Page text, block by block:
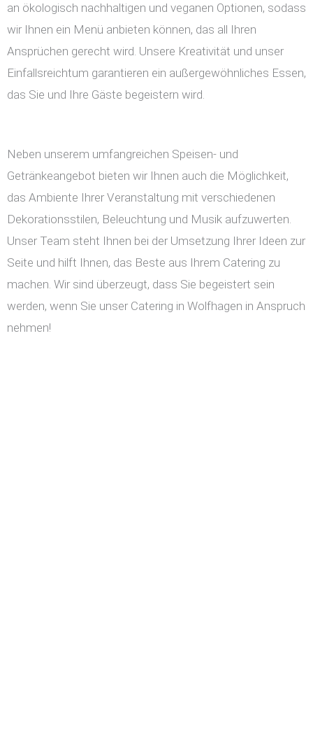
an ökologisch nachhaltigen und veganen Optionen, sodass
wir Ihnen ein Menü anbieten können, das all Ihren
Ansprüchen gerecht wird. Unsere Kreativität und unser
Einfallsreichtum garantieren ein außergewöhnliches Essen,
das Sie und Ihre Gäste begeistern wird.
Neben unserem umfangreichen Speisen- und
Getränkeangebot bieten wir Ihnen auch die Möglichkeit,
das Ambiente Ihrer Veranstaltung mit verschiedenen
Dekorationsstilen, Beleuchtung und Musik aufzuwerten.
Unser Team steht Ihnen bei der Umsetzung Ihrer Ideen zur
Seite und hilft Ihnen, das Beste aus Ihrem Catering zu
machen. Wir sind überzeugt, dass Sie begeistert sein
werden, wenn Sie unser Catering in Wolfhagen in Anspruch
nehmen!